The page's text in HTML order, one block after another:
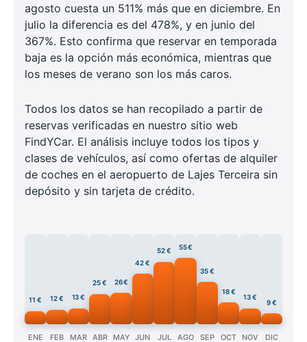
agosto cuesta un 511% más que en diciembre. En
julio la diferencia es del 478%, y en junio del
367%. Esto confirma que reservar en temporada
baja es la opción más económica, mientras que
los meses de verano son los más caros.
Todos los datos se han recopilado a partir de
reservas verificadas en nuestro sitio web
FindYCar. El análisis incluye todos los tipos y
clases de vehículos, así como ofertas de alquiler
de coches en el aeropuerto de Lajes Terceira sin
depósito y sin tarjeta de crédito.
11 €
ENE
12 €
FEB
13 €
MAR
25 €
ABR
26 €
MAY
42 €
JUN
52 €
JUL
55 €
AGO
35 €
SEP
18 €
OCT
13 €
NOV
9 €
DIC